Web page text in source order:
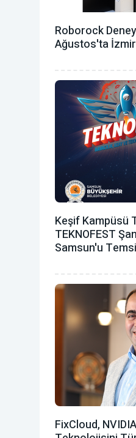
Roborock
Ağustos'ta
Keşif Kampüsü
TEKNOFEST
Samsun'u
FixCloud,